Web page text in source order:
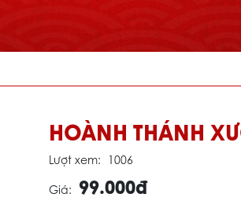
HOÀNH THÁNH
Lượt xem: 1006
Giá: 99.000đ